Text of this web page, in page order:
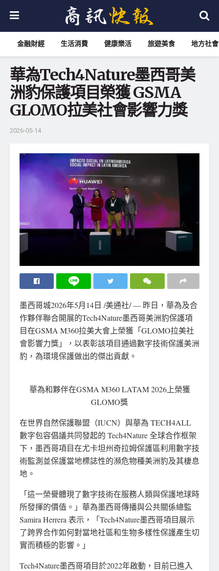
金融財經 生活消費 健康樂活 旅遊美食 地方社會
華為Tech4Nature墨西哥美
洲豹保護項目榮獲 GSMA
GLOMO拉美社會影響力獎
2026-05-14
墨西哥城2026年5月14日 /美通社/ — 昨日，華為及合
作夥伴聯合開展的Tech4Nature墨西哥美洲豹保護項
目在GSMA M360拉美大會上榮獲「GLOMO拉美社
會影響力獎」，以表彰該項目通過數字技術保護美洲
豹，為環境保護做出的傑出貢獻。
華為和夥伴在GSMA M360 LATAM 2026上榮獲
GLOMO獎
在世界自然保護聯盟（IUCN）與華為 TECH4ALL
數字包容倡議共同發起的 Tech4Nature 全球合作框架
下，墨西哥項目在尤卡坦州奇拉姆保護區利用數字技
術監測並保護當地標誌性的瀕危物種美洲豹及其棲息
地。
「這一榮譽體現了數字技術在服務人類與保護地球時
所發揮的價值。」華為墨西哥傳播與公共關係總監
Samira Herrera 表示，「Tech4Nature墨西哥項目展示
了跨界合作如何對當地社區和生物多樣性保護產生切
實而積極的影響。」
Tech4Nature墨西哥項目於2022年啟動，目前已進入